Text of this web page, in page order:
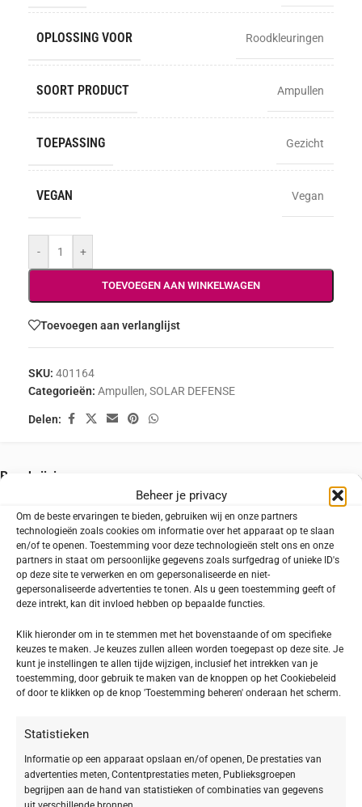
Beheer je privacy
Om de beste ervaringen te bieden, gebruiken wij en onze partners
technologieën zoals cookies om informatie over het apparaat op te slaan
en/of te openen. Toestemming voor deze technologieën stelt ons en onze
partners in staat om persoonlijke gegevens zoals surfgedrag of unieke ID's
op deze site te verwerken en om gepersonaliseerde en niet-
gepersonaliseerde advertenties te tonen. Als u geen toestemming geeft of
deze intrekt, kan dit invloed hebben op bepaalde functies.
Klik hieronder om in te stemmen met het bovenstaande of om specifieke
keuzes te maken. Je keuzes zullen alleen worden toegepast op deze site. Je
kunt je instellingen te allen tijde wijzigen, inclusief het intrekken van je
toestemming, door gebruik te maken van de knoppen op het Cookiebeleid
of door te klikken op de knop 'Toestemming beheren' onderaan het scherm.
Statistieken
Informatie op een apparaat opslaan en/of openen, De prestaties van
advertenties meten, Contentprestaties meten, Publieksgroepen
begrijpen aan de hand van statistieken of combinaties van gegevens
OPLOSSING VOOR Roodkleuringen
SOORT PRODUCT Ampullen
TOEPASSING Gezicht
VEGAN Vegan
- +
TOEVOEGEN AAN WINKELWAGEN
Toevoegen aan verlanglijst
SKU: 401164
Categorieën: Ampullen, SOLAR DEFENSE
Delen:
Beschrijving
BABOR AMPOULE CONCENTRATES SOS
Calming
Gestreste huid vereist specifieke hulp die snel en
intensief kalmeert. De werkstoffen van de SOS
gestreste huid en rode vlekken, reduceren
trekkerige huid en maken je huid weerbaarder
tegenover natuurlijke stressfactoren.
De SOS Calming Ampoule Concentrates met aloë vera kalmeren direct je
aan. Bovendien zorgt een werkstoffencomplex van sacharide, betaïne en
panthenol voor een extra boost, om je huid te hydrateren en te kalmeren.